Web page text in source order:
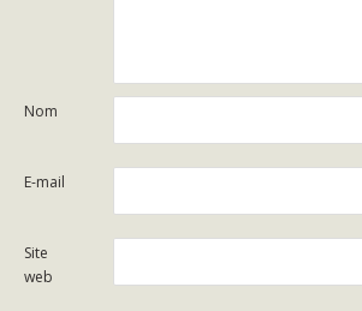
Nom
E-mail
Site
web